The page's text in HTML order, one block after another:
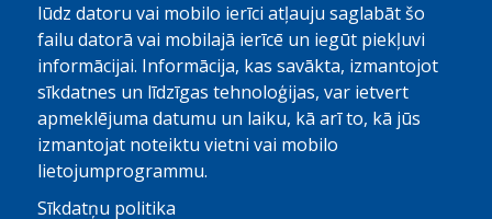
1 km | ©OpenStreetMapcontributors
lūdz datoru vai mobilo ierīci atļauju saglabāt šo
failu datorā vai mobilajā ierīcē un iegūt piekļuvi
informācijai. Informācija, kas savākta, izmantojot
sīkdatnes un līdzīgas tehnoloģijas, var ietvert
apmeklējuma datumu un laiku, kā arī to, kā jūs
izmantojat noteiktu vietni vai mobilo
lietojumprogrammu.
Sīkdatņu politika